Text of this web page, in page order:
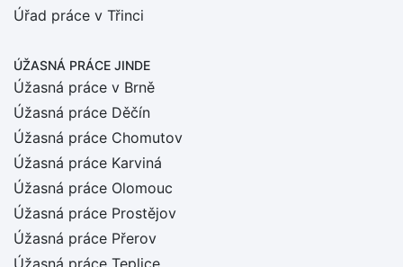
Úřad práce v Třinci
ÚŽASNÁ PRÁCE JINDE
Úžasná práce v Brně
Úžasná práce Děčín
Úžasná práce Chomutov
Úžasná práce Karviná
Úžasná práce Olomouc
Úžasná práce Prostějov
Úžasná práce Přerov
Úžasná práce Teplice